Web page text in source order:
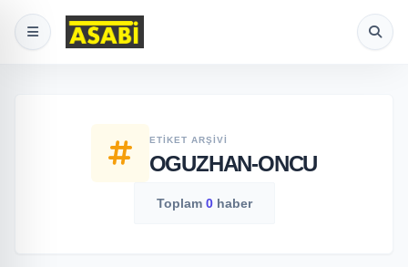
ETIKET ARŞIVI
OGUZHAN-ONCU
Toplam 0haber